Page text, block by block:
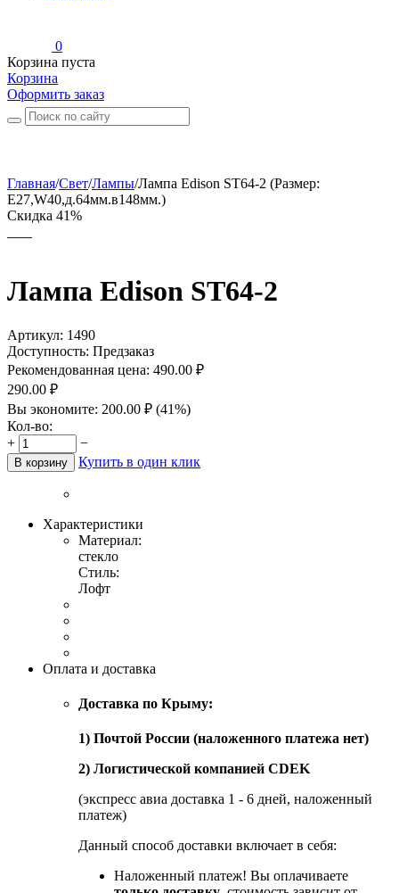
0
Корзина пуста
Корзина
Оформить заказ
Главная/Свет/Лампы/Лампа Edison ST64-2 (Размер:
E27,W40,д.64мм.в148мм.)
Скидка 41%
Лампа Edison ST64-2
Артикул: 1490
Доступность: Предзаказ
Рекомендованная цена: 490.00 ₽
290.00 ₽
Вы экономите: 200.00 ₽ (41%)
Кол-во:
+
−
В корзину Купить в один клик
Характеристики
Материал:
стекло
Стиль:
Лофт
Оплата и доставка
Доставка по Крыму:
1) Почтой России (наложенного платежа нет)
2) Логистической компанией CDEK
(экспресс авиа доставка 1 - 6 дней, наложенный
платеж)
Данный способ доставки включает в себя:
Наложенный платеж! Вы оплачиваете